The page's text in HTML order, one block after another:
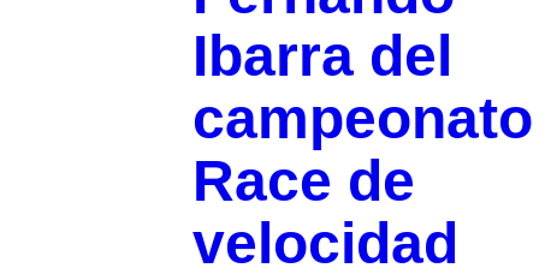
Ibarra del
campeonato
Race de
velocidad